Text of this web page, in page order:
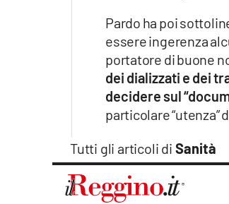
Tutti gli articoli di Sanità
Pardo ha poi
essere ingerenza
portatore di buone
dei dializzati e dei
decidere sul
particolare “utenza”